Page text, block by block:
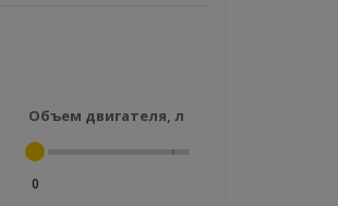
Объем двигателя, л
0